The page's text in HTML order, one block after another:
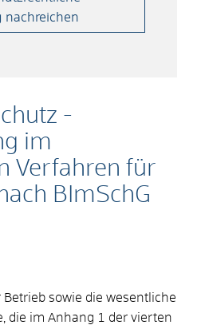
-
im
Verfahren für
BImSchG
sowie die wesentliche
die im Anhang 1 der vierten
nachreichen